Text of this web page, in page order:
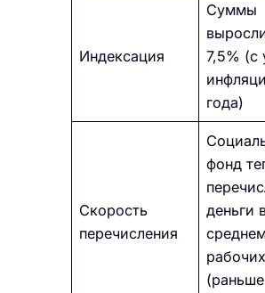
Индексация
Суммы
7,5% (с
года)
Скорость
перечисления
фонд
деньги